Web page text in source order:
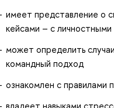
имеет представление о
кейсами – с
может определить
командный подход
ознакомлен с правилами